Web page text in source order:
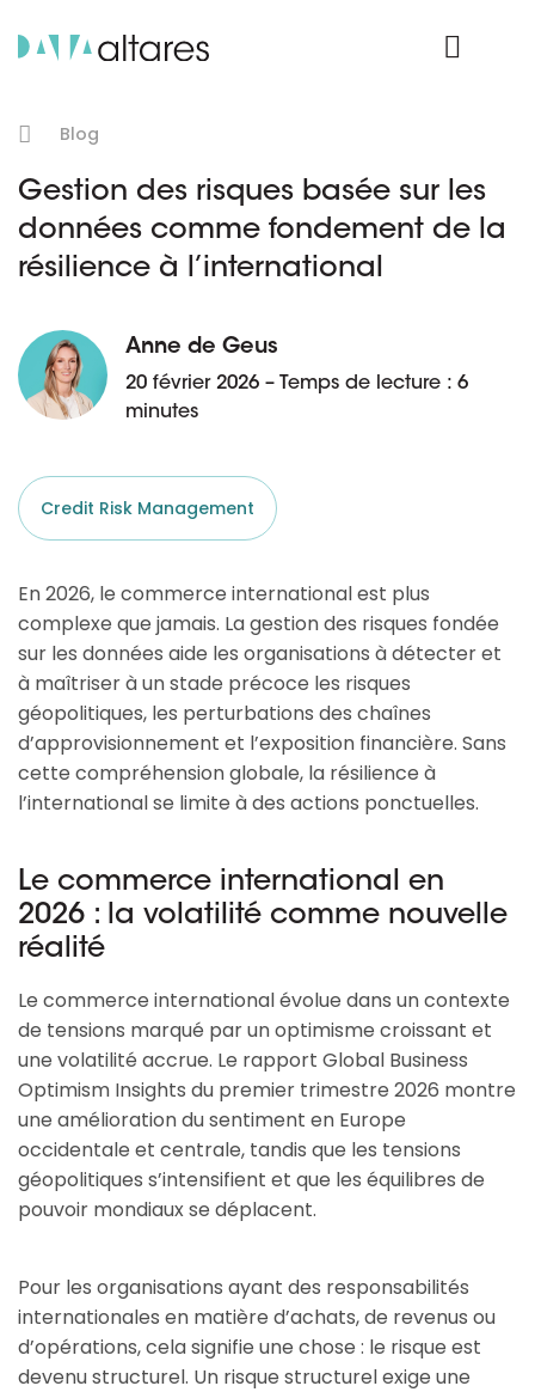
Blog
Gestion des risques basée sur les
données comme fondement de la
résilience à l’international
Anne de Geus
20 février 2026 – Temps de lecture : 6
minutes
Credit Risk Management
En 2026, le commerce international est plus
complexe que jamais. La gestion des risques fondée
sur les données aide les organisations à détecter et
à maîtriser à un stade précoce les risques
géopolitiques, les perturbations des chaînes
d’approvisionnement et l’exposition financière. Sans
cette compréhension globale, la résilience à
l’international se limite à des actions ponctuelles.
Le commerce international en
2026 : la volatilité comme nouvelle
réalité
Le commerce international évolue dans un contexte
de tensions marqué par un optimisme croissant et
une volatilité accrue. Le rapport Global Business
Optimism Insights du premier trimestre 2026 montre
une amélioration du sentiment en Europe
occidentale et centrale, tandis que les tensions
géopolitiques s’intensifient et que les équilibres de
pouvoir mondiaux se déplacent.
Pour les organisations ayant des responsabilités
internationales en matière d’achats, de revenus ou
d’opérations, cela signifie une chose : le risque est
devenu structurel. Un risque structurel exige une